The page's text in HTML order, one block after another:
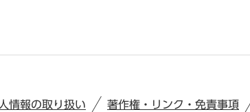
情報の取り扱い 著作権・リンク・免責事項